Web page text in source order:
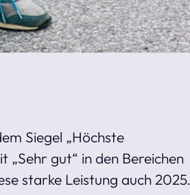
Siegel „Höchste
„Sehr gut“ in den Bereichen
starke Leistung auch 2025.